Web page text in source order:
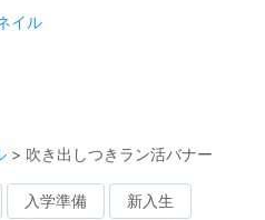
イル
> 吹き出しつきラン活バナー
入学準備 新入生